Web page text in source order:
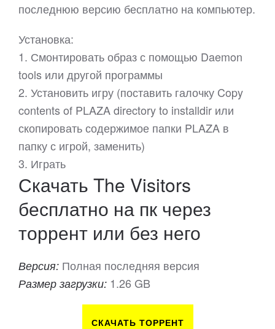
последнюю версию бесплатно на компьютер.
Установка:
1. Смонтировать образ с помощью Daemon
tools или другой программы
2. Установить игру (поставить галочку Copy
contents of PLAZA directory to installdir или
скопировать содержимое папки PLAZA в
папку с игрой, заменить)
3. Играть
Скачать The Visitors
бесплатно на пк через
торрент или без него
Версия: Полная последняя версия
Размер загрузки: 1.26 GB
СКАЧАТЬ ТОРРЕНТ